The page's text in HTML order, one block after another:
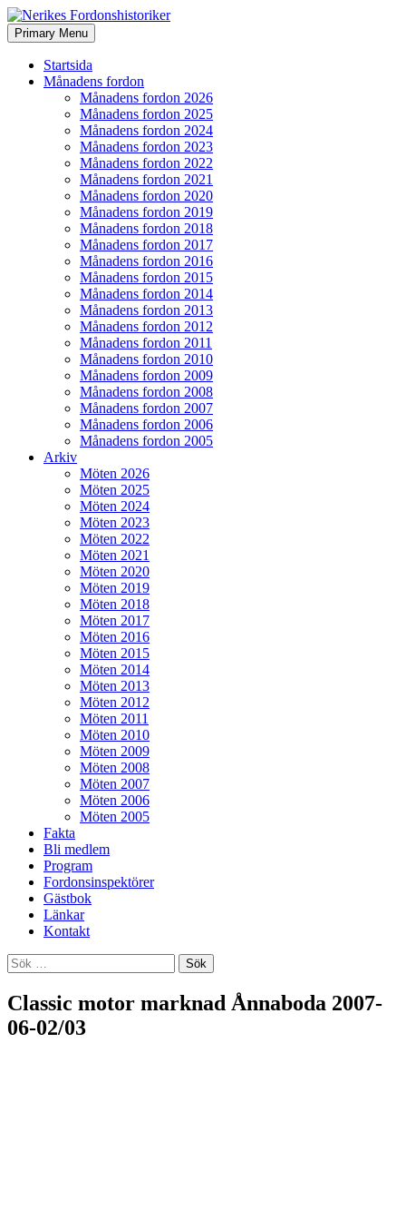
Nerikes Fordonshistoriker
Search
Primary Menu Skip
to
Startsida
Månadens fordon
Månadens fordon 2026
Månadens fordon 2025
Månadens fordon 2024
Månadens fordon 2023
Månadens fordon 2022
Månadens fordon 2021
Månadens fordon 2020
Månadens fordon 2019
Månadens fordon 2018
Månadens fordon 2017
Månadens fordon 2016
Månadens fordon 2015
Månadens fordon 2014
Månadens fordon 2013
Månadens fordon 2012
Månadens fordon 2011
Månadens fordon 2010
Månadens fordon 2009
Månadens fordon 2008
Månadens fordon 2007
Månadens fordon 2006
Månadens fordon 2005
Arkiv
Möten 2026
Möten 2025
Möten 2024
Möten 2023
Möten 2022
Möten 2021
Möten 2020
Möten 2019
Möten 2018
Möten 2017
Möten 2016
Möten 2015
Möten 2014
Möten 2013
Möten 2012
Möten 2011
Möten 2010
Möten 2009
Möten 2008
Möten 2007
Möten 2006
Möten 2005
Fakta
Bli medlem
Program
Fordonsinspektörer
Gästbok
Länkar
Kontakt
Sök
efter:
Classic motor marknad Ånnaboda 2007-
06-02/03